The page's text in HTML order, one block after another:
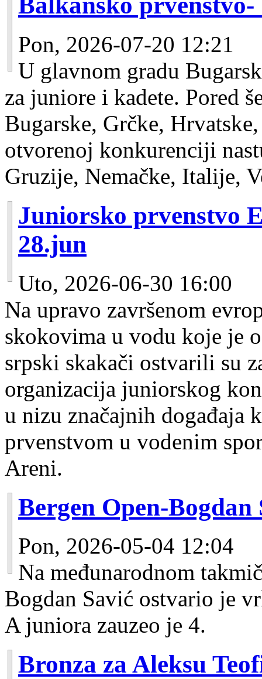
Pon, 2026-07-20 12:21
U glavnom gradu
za juniore i kadete. Pored
Bugarske, Grčke,
otvorenoj konkurenciji
Gruzije, Nemačke, Italije,
Juniorsko prvenstvo
28.jun
Uto, 2026-06-30 16:00
Na upravo završenom
skokovima u vodu koje je
srpski skakači ostvarili su
organizacija juniorskog
u nizu značajnih događaja
prvenstvom u vodenim
Areni.
Bergen Open-
Pon, 2026-05-04 12:04
Na međunarodnom
Bogdan Savić ostvario je
A juniora zauzeo je 4.
Bronza za Aleksu